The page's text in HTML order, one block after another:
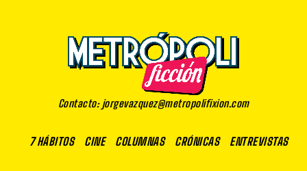
Contacto: jorgevazquez@metropolifixion.com
7 HÁBITOS CINE COLUMNAS CRÓNICAS ENTREVISTAS